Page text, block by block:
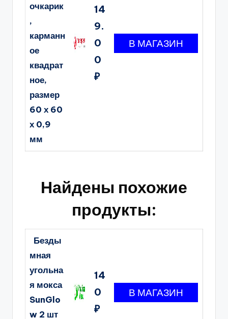
очкарик
,
карманн
ое
квадрат
ное,
размер
60 х 60
х 0,9
мм
14
9.
0
0
₽
Найдены похожие
продукты:
Безды
мная
угольна
я мокса
SunGlo
w 2 шт
14
0
₽